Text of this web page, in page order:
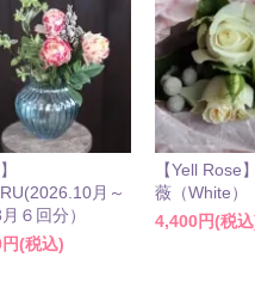
月～
６回分）
(税込)
【Yell Rose
薇（White）
4,400円(税